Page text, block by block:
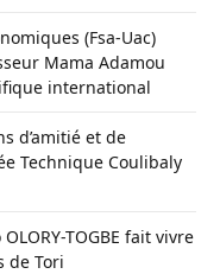
(Fsa-Uac)
Mama Adamou
international
d’amitié et de
Technique Coulibaly
TOGBE fait vivre
de Tori